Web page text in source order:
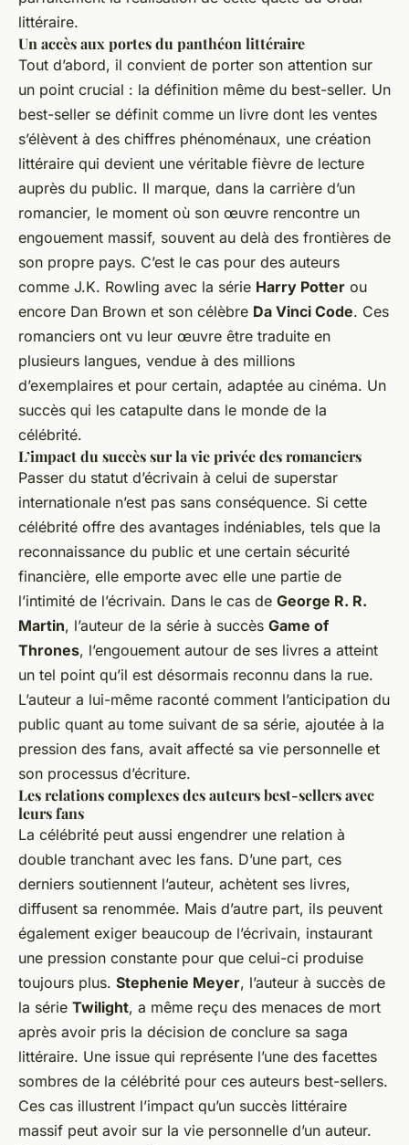
littéraire.
Un accès aux portes du panthéon littéraire
Tout d’abord, il convient de porter son attention sur
un point crucial : la définition même du best-seller. Un
best-seller se définit comme un livre dont les ventes
s’élèvent à des chiffres phénoménaux, une création
littéraire qui devient une véritable fièvre de lecture
auprès du public. Il marque, dans la carrière d’un
romancier, le moment où son œuvre rencontre un
engouement massif, souvent au delà des frontières de
son propre pays. C’est le cas pour des auteurs
comme J.K. Rowling avec la série Harry Potter ou
encore Dan Brown et son célèbre Da Vinci Code. Ces
romanciers ont vu leur œuvre être traduite en
plusieurs langues, vendue à des millions
d’exemplaires et pour certain, adaptée au cinéma. Un
succès qui les catapulte dans le monde de la
célébrité.
L’impact du succès sur la vie privée des romanciers
Passer du statut d’écrivain à celui de superstar
internationale n’est pas sans conséquence. Si cette
célébrité offre des avantages indéniables, tels que la
reconnaissance du public et une certain sécurité
financière, elle emporte avec elle une partie de
l’intimité de l’écrivain. Dans le cas de George R. R.
Martin, l’auteur de la série à succès Game of
Thrones, l’engouement autour de ses livres a atteint
un tel point qu’il est désormais reconnu dans la rue.
L’auteur a lui-même raconté comment l’anticipation du
public quant au tome suivant de sa série, ajoutée à la
pression des fans, avait affecté sa vie personnelle et
son processus d’écriture.
Les relations complexes des auteurs best-sellers avec
leurs fans
La célébrité peut aussi engendrer une relation à
double tranchant avec les fans. D’une part, ces
derniers soutiennent l’auteur, achètent ses livres,
diffusent sa renommée. Mais d’autre part, ils peuvent
également exiger beaucoup de l’écrivain, instaurant
une pression constante pour que celui-ci produise
toujours plus. Stephenie Meyer, l’auteur à succès de
la série Twilight, a même reçu des menaces de mort
après avoir pris la décision de conclure sa saga
littéraire. Une issue qui représente l’une des facettes
sombres de la célébrité pour ces auteurs best-sellers.
Ces cas illustrent l’impact qu’un succès littéraire
massif peut avoir sur la vie personnelle d’un auteur.